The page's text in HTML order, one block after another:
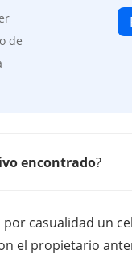
de
encontrado?
por casualidad un
el propietario